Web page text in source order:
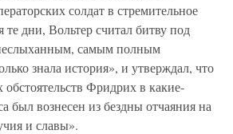
солдат в стремительное
те дни, Вольтер считал битву под
самым полным
знала история», и утверждал, что
Фридрих в какие-
был вознесен из бездны отчаяния на
и славы».